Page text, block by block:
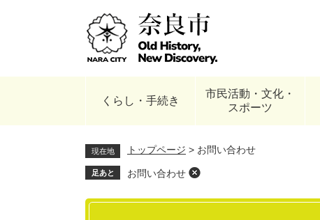
くらし・手続き
市民活動・文化・
スポーツ
現在地 トップページ > お問い合わせ
足あと お問い合わせ
本